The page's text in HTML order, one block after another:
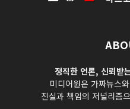
정직한 언론, 신뢰받
미디어원은 가짜뉴스
진실과 책임의 저널리즘